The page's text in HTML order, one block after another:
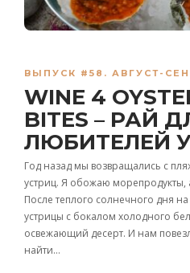
ВЫПУСК #58. АВГУСТ-
WINE 4
BITES – РАЙ
ЛЮБИТЕЛЕЙ
Год назад мы возвращались с
устриц. Я обожаю морепродукты,
После теплого солнечного дня
устрицы с бокалом холодного
освежающий десерт. И нам
найти…